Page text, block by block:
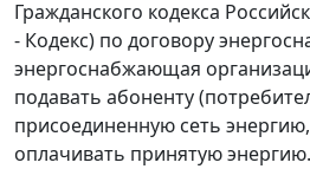
Гражданского кодекса
- Кодекс) по договору
энергоснабжающая
подавать абоненту
присоединенную сеть
оплачивать принятую энергию.